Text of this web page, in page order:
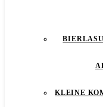
KLEINE